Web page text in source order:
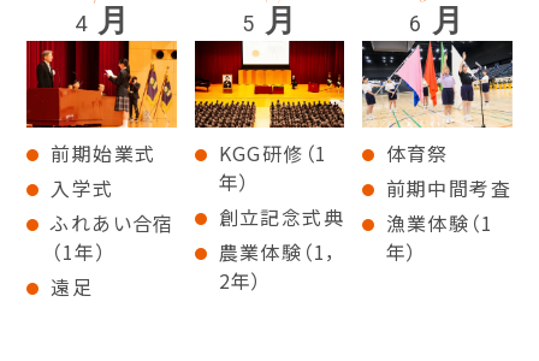
4 月
前期始業式
入学式
ふれあい合宿
（1年）
遠足
5 月
KGG研修（1
年）
創立記念式典
農業体験（1，
2年）
6 月
体育祭
前期中間考査
漁業体験（1
年）